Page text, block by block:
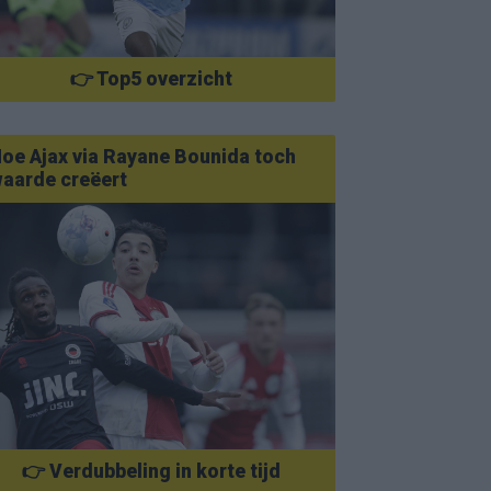
👉 Top5 overzicht
Ajax via Rayane Bounida toch
creëert
👉 Verdubbeling in korte tijd